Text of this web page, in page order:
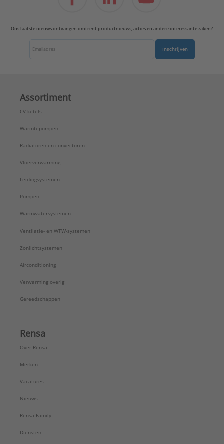
Ons laatste nieuws ontvangen omtrent productnieuws, acties en andere interessante zaken?
Inschrijven
Assortiment
CV-ketels
Warmtepompen
Radiatoren en convectoren
Vloerverwarming
Leidingsystemen
Pompen
Warmwatersystemen
Ventilatie- en WTW-systemen
Zonlichtsystemen
Airconditioning
Verwarming overig
Gereedschappen
Rensa
Over Rensa
Merken
Vacatures
Nieuws
Rensa Family
Diensten